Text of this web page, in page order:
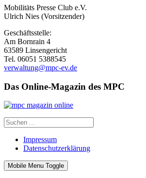
Mobilitäts Presse Club e.V.
Ulrich Nies (Vorsitzender)
Geschäftsstelle:
Am Bornrain 4
63589 Linsengericht
Tel. 06051 5388545
verwaltung@mpc-ev.de
Das Online-Magazin des MPC
Impressum
Datenschutzerklärung
Mobile Menu Toggle